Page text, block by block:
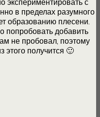
экспериментировать с
в пределах разумного
образованию плесени.
попробовать добавить
не пробовал, поэтому
этого получится 🙂